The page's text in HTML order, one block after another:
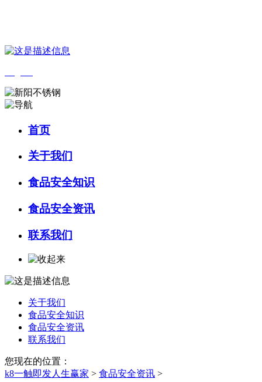
首页
关于我们
食品安全知识
食品安全资讯
联系我们
关于我们
食品安全知识
食品安全资讯
联系我们
您现在的位置：
k8一触即发人生赢家 > 食品安全资讯 >